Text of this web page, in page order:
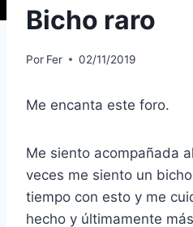
Bicho raro
Por Fer 02/11/2019
Me encanta este foro.
Me siento acompañada
veces me siento un
tiempo con esto y me
hecho y últimamente